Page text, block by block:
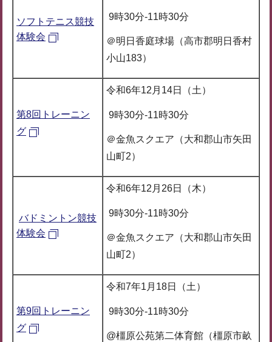
ソフトテニス競技
体験会
9時30分-11時30分
＠明日香庭球場（高市郡明日香村
小山183）
第8回トレーニン
グ
令和6年12月14日（土）
9時30分-11時30分
＠金魚スクエア（大和郡山市矢田
山町2）
バドミントン競技
体験会
令和6年12月26日（木）
9時30分-11時30分
＠金魚スクエア（大和郡山市矢田
山町2）
第9回トレーニン
グ
令和7年1月18日（土）
9時30分-11時30分
@橿原公苑第二体育館（橿原市畝